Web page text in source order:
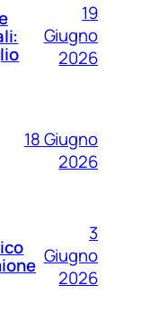
19
Giugno
2026
18 Giugno
2026
3
Giugno
2026